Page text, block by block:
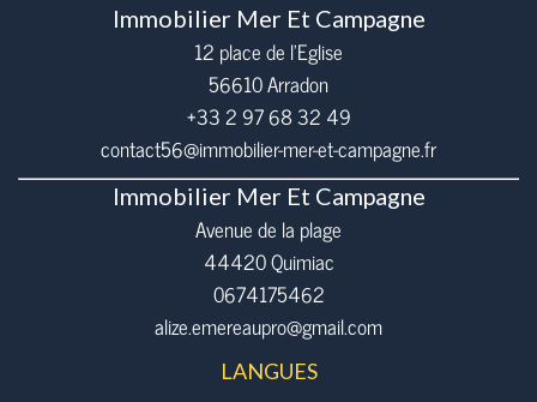
Immobilier Mer Et Campagne
12 place de l’Eglise
56610Arradon
+33 2 97 68 32 49
contact56@immobilier-mer-et-campagne.fr
Immobilier Mer Et Campagne
Avenue de la plage
44420 Quimiac
0674175462
alize.emereaupro@gmail.com
LANGUES